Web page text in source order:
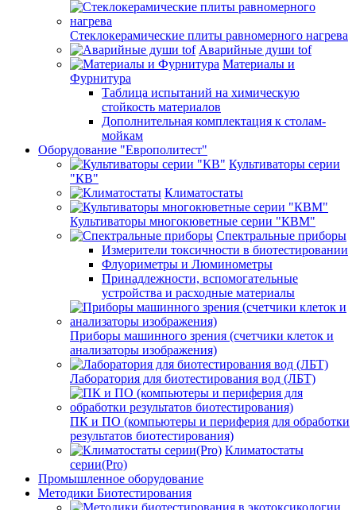
Стеклокерамические плиты равномерного нагрева
Аварийные души tof
Материалы и
Фурнитура
Таблица испытаний на химическую
стойкость материалов
Дополнительная комплектация к столам-
мойкам
Оборудование "Европолитест"
Культиваторы серии
"КВ"
Климатостаты
Культиваторы многокюветные серии "КВМ"
Спектральные приборы
Измерители токсичности в биотестировании
Флуориметры и Люминометры
Принадлежности, вспомогательные
устройства и расходные материалы
Приборы машинного зрения (счетчики клеток и
анализаторы изображения)
Лаборатория для биотестирования вод (ЛБТ)
ПК и ПО (компьютеры и периферия для обработки
результатов биотестирования)
Климатостаты
серии(Pro)
Промышленное оборудование
Методики Биотестирования